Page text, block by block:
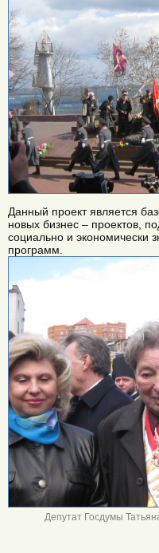
Данный проект является
новых бизнес – проектов,
социально и экономически
программ.
Депутат Госдумы